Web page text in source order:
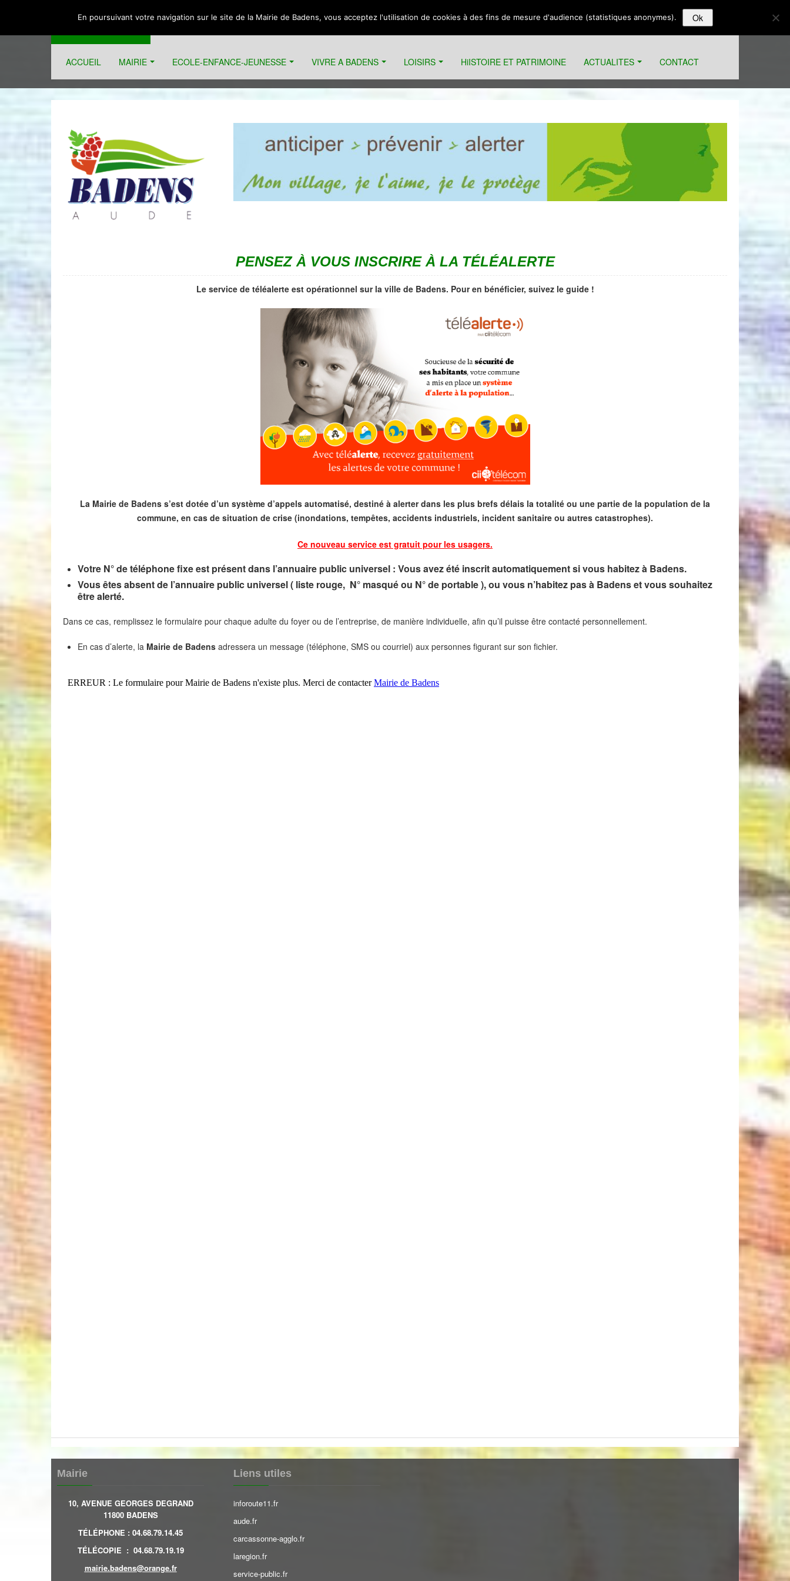
BADENS
ACCUEIL MAIRIE ECOLE-ENFANCE-JEUNESSE VIVRE A BADENS LOISIRS HiISTOIRE ET PATRIMOINE ACTUALITES CONTACT
Informations municipales et associatives sur la commune
PENSEZ À VOUS INSCRIRE À LA TÉLÉALERTE
Le service de téléalerte est opérationnel sur la ville de Badens. Pour en bénéficier, suivez le guide !
La Mairie de Badens s’est dotée d’un système d’appels automatisé, destiné à alerter dans les plus brefs délais la totalité ou une partie de la population de la
commune, en cas de situation de crise (inondations, tempêtes, accidents industriels, incident sanitaire ou autres catastrophes).
Ce nouveau service est gratuit pour les usagers.
Votre N° de téléphone fixe est présent dans l’annuaire public universel : Vous avez été inscrit automatiquement si vous habitez à Badens.
Vous êtes absent de l’annuaire public universel ( liste rouge, N° masqué ou N° de portable ), ou vous n’habitez pas à Badens et vous souhaitez
être alerté.
Dans ce cas, remplissez le formulaire pour chaque adulte du foyer ou de l’entreprise, de manière individuelle, afin qu’il puisse être contacté personnellement.
En cas d’alerte, la Mairie de Badens adressera un message (téléphone, SMS ou courriel) aux personnes figurant sur son fichier.
Mairie
10, AVENUE GEORGES DEGRAND
11800 BADENS
TÉLÉPHONE : 04.68.79.14.45
TÉLÉCOPIE : 04.68.79.19.19
mairie.badens@orange.fr
Liens utiles
inforoute11.fr
aude.fr
carcassonne-agglo.fr
laregion.fr
service-public.fr
En poursuivant votre navigation sur le site de la Mairie de Badens, vous acceptez l'utilisation de cookies à des fins de mesure d'audience (statistiques anonymes). Ok